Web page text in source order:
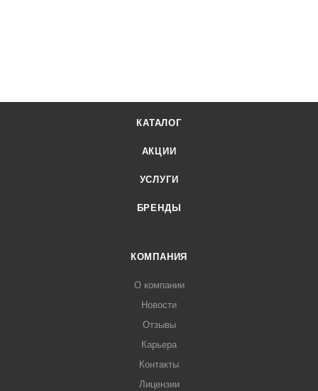
КАТАЛОГ
АКЦИИ
УСЛУГИ
БРЕНДЫ
КОМПАНИЯ
О компании
Новости
Отзывы
Карьера
Контакты
Лицензии